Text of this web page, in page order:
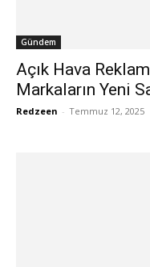
Gündem
Açık Hava
Markaların Yeni
Redzeen - Temmuz 12, 2025